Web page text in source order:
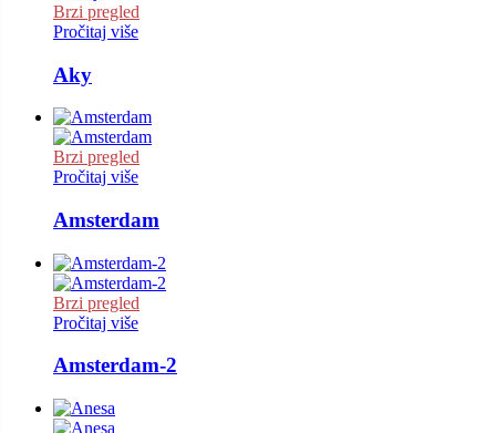
Brzi pregled
Pročitaj više
Aky
Brzi pregled
Pročitaj više
Amsterdam
Brzi pregled
Pročitaj više
Amsterdam-2